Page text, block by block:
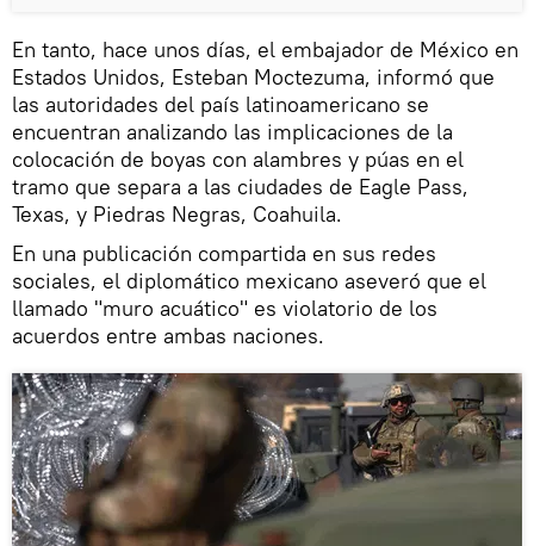
En tanto, hace unos días, el embajador de México en
Estados Unidos, Esteban Moctezuma, informó que
las autoridades del país latinoamericano se
encuentran analizando las implicaciones de la
colocación de boyas con alambres y púas en el
tramo que separa a las ciudades de Eagle Pass,
Texas, y Piedras Negras, Coahuila.
En una publicación compartida en sus redes
sociales, el diplomático mexicano aseveró que el
llamado "muro acuático" es violatorio de los
acuerdos entre ambas naciones.